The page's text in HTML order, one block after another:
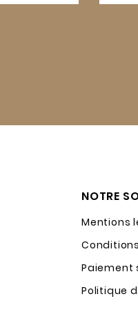
NOTRE
Mentions
Paiement
Politique